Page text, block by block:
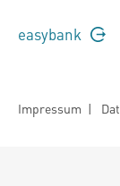
easybank
Impressum |